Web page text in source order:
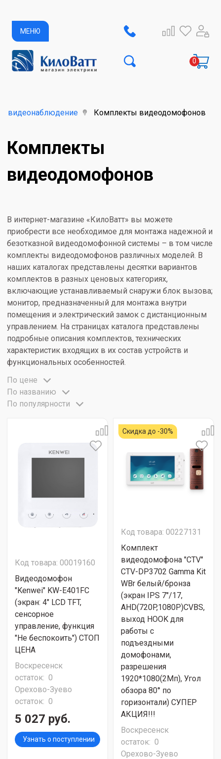
МЕНЮ
видеонаблюдение Комплекты видеодомофонов
Комплекты
видеодомофонов
В интернет-магазине «КилоВатт» вы можете
приобрести все необходимое для монтажа надежной и
безотказной видеодомофонной системы – в том числе
комплекты видеодомофонов различных моделей. В
наших каталогах представлены десятки вариантов
комплектов в разных ценовых категориях,
включающие устанавливаемый снаружи блок вызова;
монитор, предназначенный для монтажа внутри
помещения и электрический замок с дистанционным
управлением. На страницах каталога представлены
подробные описания комплектов, технических
характеристик входящих в их состав устройств и
функциональных особенностей.
По цене
По названию
По популярности
Код товара: 00019160
Видеодомофон
"Kenwei" KW-E401FC
(экран: 4" LCD TFT,
сенсорное
управление, функция
"Не беспокоить") СТОП
ЦЕНА
Воскресенск
остаток: 0
Орехово-Зуево
остаток: 0
5 027 руб.
Узнать о поступлении
Скидка до -30%
Код товара: 00227131
Комплект
видеодомофона "CTV"
CTV-DP3702 Gamma Kit
WBr белый/бронза
(экран IPS 7"/17,
AHD(720P,1080P)CVBS,
выход HOOK для
работы с
подъездными
домофонами,
разрешения
1920*1080(2Мп), Угол
обзора 80° по
горизонтали) СУПЕР
АКЦИЯ!!!
Воскресенск
остаток: 0
Орехово-Зуево